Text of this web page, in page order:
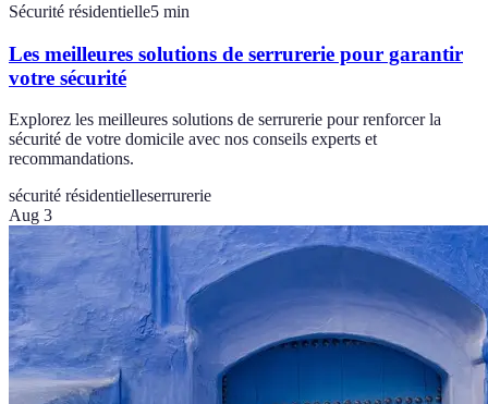
Sécurité résidentielle5 min
Les meilleures solutions de serrurerie pour garantir
votre sécurité
Explorez les meilleures solutions de serrurerie pour renforcer la
sécurité de votre domicile avec nos conseils experts et
recommandations.
sécurité résidentielleserrurerie
Aug 3